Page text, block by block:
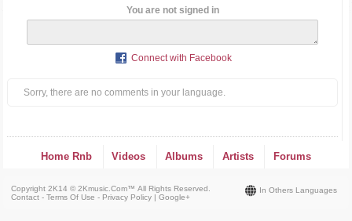
You are not signed in
Connect with Facebook
Sorry, there are no comments in your language.
Home Rnb Videos Albums Artists Forums
In Others Languages
Copyright 2K14 © 2Kmusic.com™All Rights Reserved.
Contact - Terms Of Use - Privacy Policy |Google+